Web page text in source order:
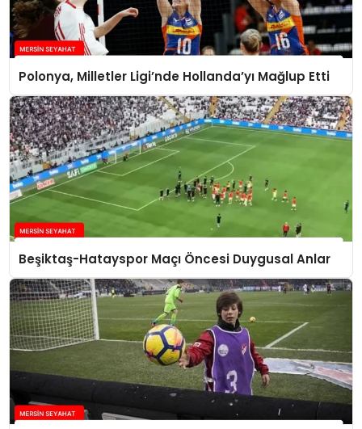
Polonya, Milletler Ligi’nde Hollanda’yı Mağlup Etti
Beşiktaş-Hatayspor Maçı Öncesi Duygusal Anlar